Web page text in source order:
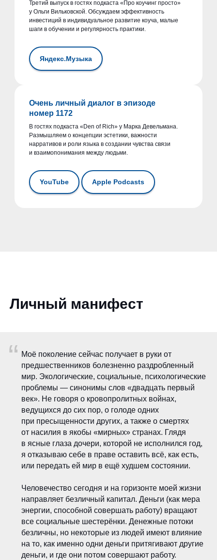
Третий выпуск в гостях подкаста «Про коучинг просто»
у Ольги Вильковской. Обсуждаем эффективность
инвестиций в индивидуальное развитие коуча, малые
шаги в обучении и регулярность практики.
Яндекс.Музыка
Очень личный диалог в эпизоде
номер 1172
В гостях подкаста «Den of Rich» у Марка Девельмана.
Размышляем о концепции эстетики, важности
нарративов и роли языка в создании чувства связи
и взаимопонимания между людьми.
YouTube Apple Podcasts
Личный манифест
“ Моё поколение сейчас получает в руки от
предшественников болезненно раздробленный
мир. Экологические, социальные, психологические
проблемы — синонимы слов «двадцать первый
век». Не говоря о кровопролитных войнах,
ведущихся до сих пор, о голоде одних
при пресыщенности других, а также о смертях
от насилия в якобы «мирных» странах. Глядя
в ясные глаза дочери, которой не исполнился год,
я отказываю себе в праве оставить всё, как есть,
или передать ей мир в ещё худшем состоянии.
Человечество сегодня и на горизонте моей жизни
направляет безличный капитал. Деньги (как мера
энергии, способной совершать работу) вращают
все социальные шестерёнки. Денежные потоки
безличны, но некоторые из людей имеют влияние
на то, как именно одни деньги притягивают другие
деньги, и где они потом совершают работу.